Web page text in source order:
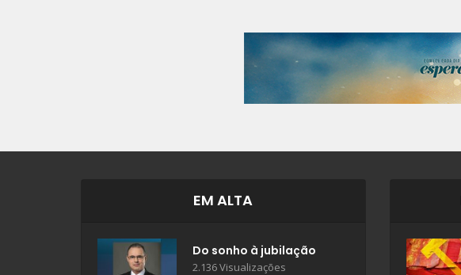
EM ALTA
Do sonho à jubilação
2.136 Visualizações